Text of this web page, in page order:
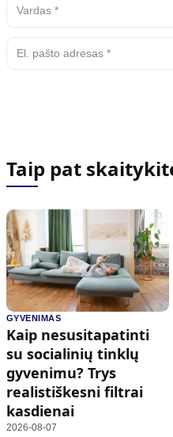
Taip pat
GYVENIMAS
Kaip nesusitapatinti
su socialinių tinklų
gyvenimu? Trys
realistiškesni filtrai
kasdienai
2026-08-07